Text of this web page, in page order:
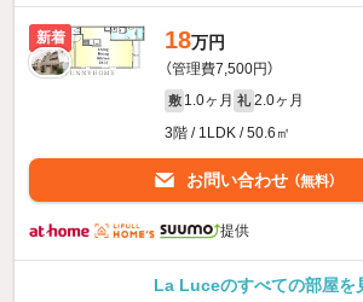
新着 18万円
（管理費7,500円）
敷 1.0ヶ月 礼 2.0ヶ月
3階 / 1LDK / 50.6㎡
お問い合わせ （無料）
提供
La Luceのすべての部屋を